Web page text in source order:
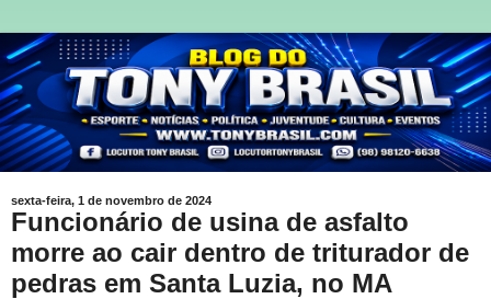
sexta-feira, 1 de novembro de 2024
Funcionário de usina de asfalto
morre ao cair dentro de triturador de
pedras em Santa Luzia, no MA